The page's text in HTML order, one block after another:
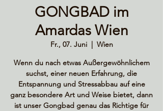
GONGBAD im
Amardas Wien
Fr., 07. Juni
  |
Wien
Wenn du nach etwas Außergewöhnlichem
suchst, einer neuen Erfahrung, die
Entspannung und Stressabbau auf eine
ganz besondere Art und Weise bietet, dann
ist unser Gongbad genau das Richtige für